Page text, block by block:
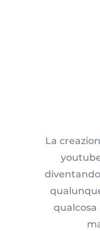
La
qualcosa